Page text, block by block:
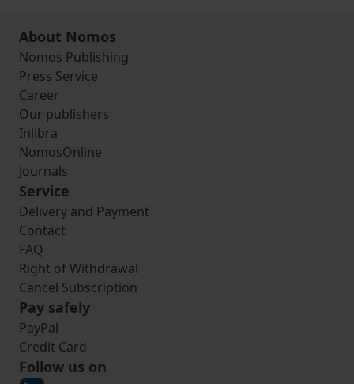
About Nomos
Nomos Publishing
Press Service
Career
Our publishers
Inlibra
NomosOnline
Journals
Service
Delivery and Payment
Contact
FAQ
Right of Withdrawal
Cancel Subscription
Pay safely
PayPal
Credit Card
Follow us on